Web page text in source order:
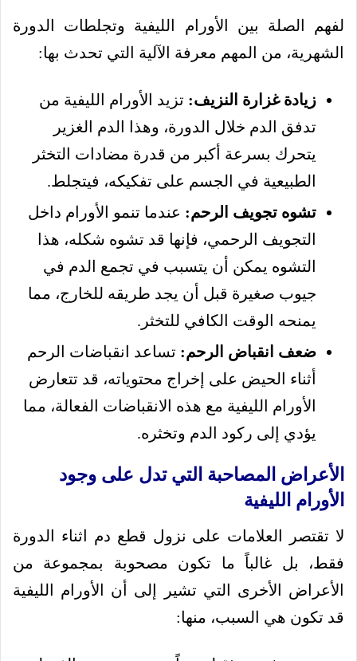
لفهم الصلة بين الأورام الليفية وتجلطات الدورة
الشهرية، من المهم معرفة الآلية التي تحدث بها:
زيادة غزارة النزيف: تزيد الأورام الليفية من
تدفق الدم خلال الدورة، وهذا الدم الغزير
يتحرك بسرعة أكبر من قدرة مضادات التخثر
الطبيعية في الجسم على تفكيكه، فيتجلط.
تشوه تجويف الرحم: عندما تنمو الأورام داخل
التجويف الرحمي، فإنها قد تشوه شكله، هذا
التشوه يمكن أن يتسبب في تجمع الدم في
جيوب صغيرة قبل أن يجد طريقه للخارج، مما
يمنحه الوقت الكافي للتخثر.
ضعف انقباض الرحم: تساعد انقباضات الرحم
أثناء الحيض على إخراج محتوياته، قد تتعارض
الأورام الليفية مع هذه الانقباضات الفعالة، مما
يؤدي إلى ركود الدم وتخثره.
الأعراض المصاحبة التي تدل على وجود
الأورام الليفية
لا تقتصر العلامات على نزول قطع دم اثناء الدورة
فقط، بل غالباً ما تكون مصحوبة بمجموعة من
الأعراض الأخرى التي تشير إلى أن الأورام الليفية
قد تكون هي السبب، منها: